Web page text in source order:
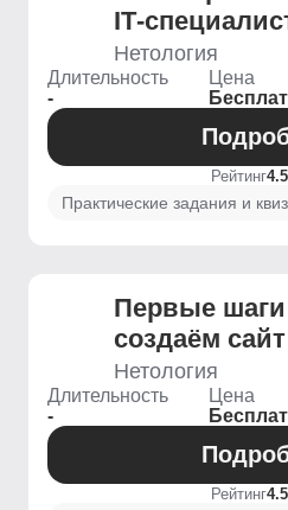
Нетология
Длительность
-
Цена
Рейтинг
Практические задания и
Первые
создаём сайт
Нетология
Длительность
-
Цена
Рейтинг